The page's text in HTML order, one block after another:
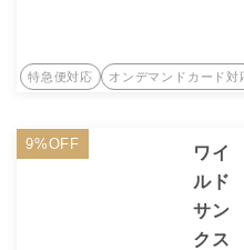
特急便対応 オンデマンドカード対
9%OFF
ワイ
ルド
サン
クス